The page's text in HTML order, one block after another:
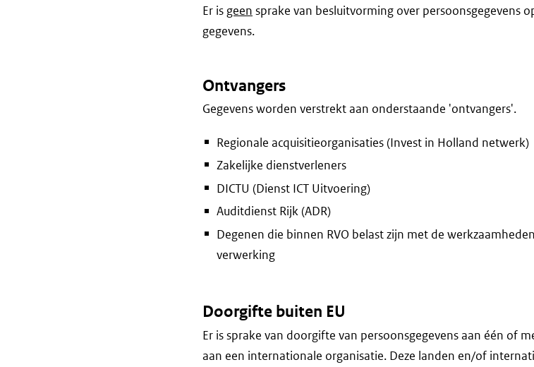
Er is geen sprake van besluitvorming over persoonsgegevens
gegevens.
Ontvangers
Gegevens worden verstrekt aan onderstaande 'ontvangers'.
Regionale acquisitieorganisaties (Invest in Holland netwerk)
Zakelijke dienstverleners
DICTU (Dienst ICT Uitvoering)
Auditdienst Rijk (ADR)
Degenen die binnen RVO belast zijn met de
verwerking
Doorgifte buiten EU
Er is sprake van doorgifte van persoonsgegevens aan één of
aan een internationale organisatie. Deze landen en/of